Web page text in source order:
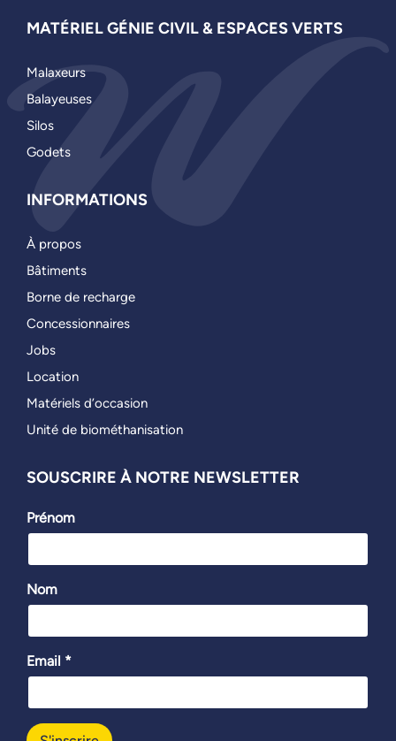
MATÉRIEL GÉNIE CIVIL & ESPACES VERTS
Malaxeurs
Balayeuses
Silos
Godets
INFORMATIONS
À propos
Bâtiments
Borne de recharge
Concessionnaires
Jobs
Location
Matériels d’occasion
Unité de biométhanisation
SOUSCRIRE À NOTRE NEWSLETTER
Prénom
Nom
Email *